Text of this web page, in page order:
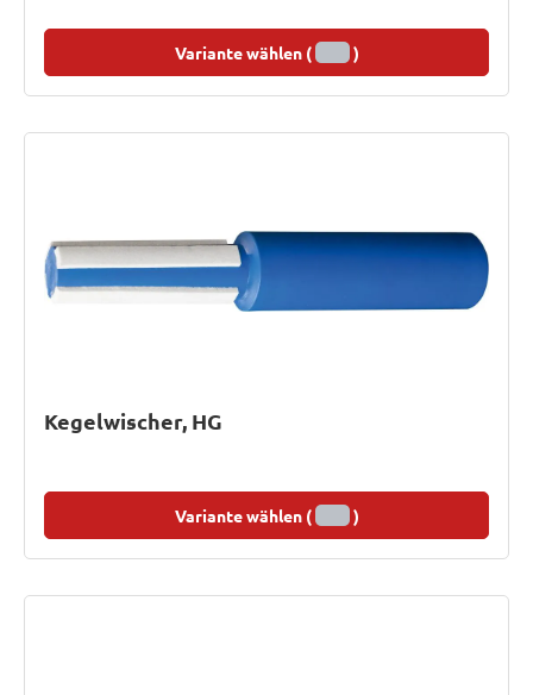
Variante wählen ( )
Kegelwischer, HG
Variante wählen ( )